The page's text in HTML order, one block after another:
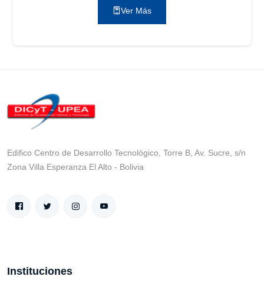
Ver Más
Edifico Centro de Desarrollo Tecnológico, Torre B, Av. Sucre, s/n
Zona Villa Esperanza El Alto - Bolivia
Instituciones